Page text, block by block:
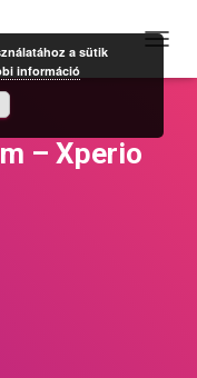
A
G
– Xperio
a sütik
információ